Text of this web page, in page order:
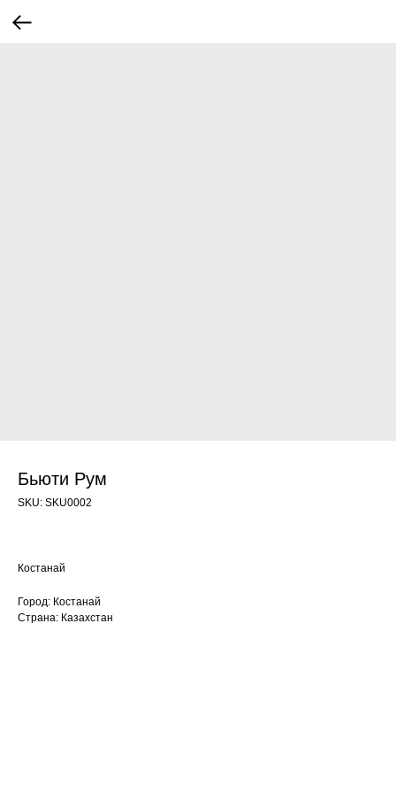
Бьюти Рум
SKU: SKU0002
Костанай
Город: Костанай
Страна: Казахстан